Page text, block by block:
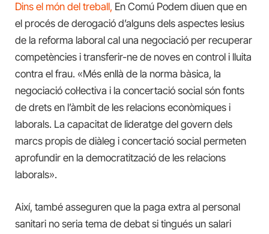
Dins el món del treball, En Comú Podem diuen que en
el procés de derogació d’alguns dels aspectes lesius
de la reforma laboral cal una negociació per recuperar
competències i transferir-ne de noves en control i lluita
contra el frau. «Més enllà de la norma bàsica, la
negociació col·lectiva i la concertació social són fonts
de drets en l’àmbit de les relacions econòmiques i
laborals. La capacitat de lideratge del govern dels
marcs propis de diàleg i concertació social permeten
aprofundir en la democratització de les relacions
laborals».
Així, també asseguren que la paga extra al personal
sanitari no seria tema de debat si tingués un salari